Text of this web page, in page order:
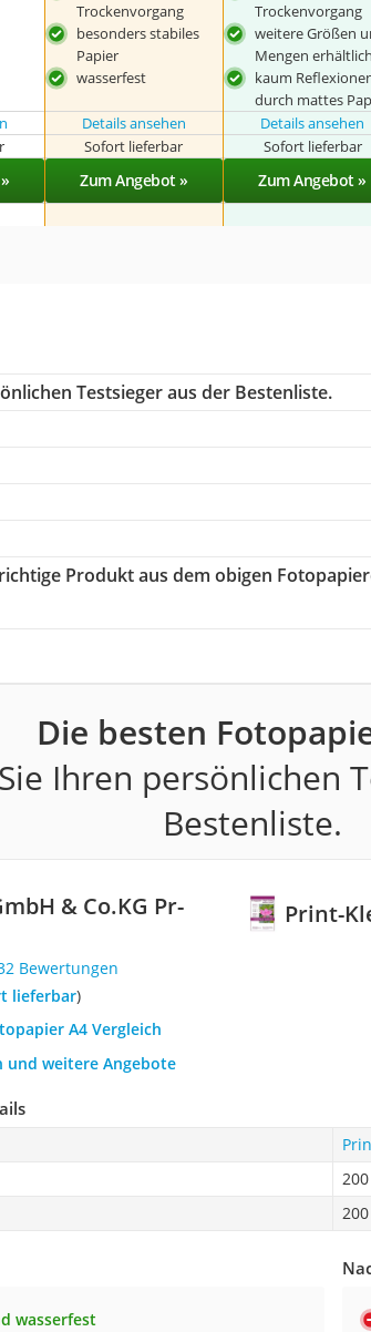
Trockenvorgang
besonders stabiles
Papier
wasserfest
Trockenvorgang
weitere Größen
Mengen erhältlich
kaum
durch mattes
Details ansehen Details ansehen
Sofort lieferbar Sofort lieferbar
Zum Angebot » Zum Angebot »
Testsieger aus der Bestenliste.
Produkt aus dem obigen
Die besten
Ihren persönlichen
Bestenliste.
Print-
& Co.KG Pr-
Bewertungen
lieferbar)
A4 Vergleich
und weitere Angebote
wasserfest